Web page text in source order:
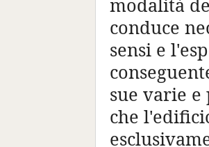
conduce
sensi e
sue varie
che